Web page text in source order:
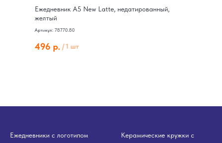
Ежедневник А5 New Latte, недатированный,
желтый
Артикул: 78770.80
496 р. /1 шт
Ежедневники с логотипом
Керамические кружки с